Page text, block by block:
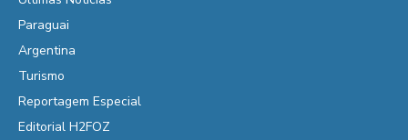
Paraguai
Argentina
Turismo
Reportagem Especial
Editorial H2FOZ